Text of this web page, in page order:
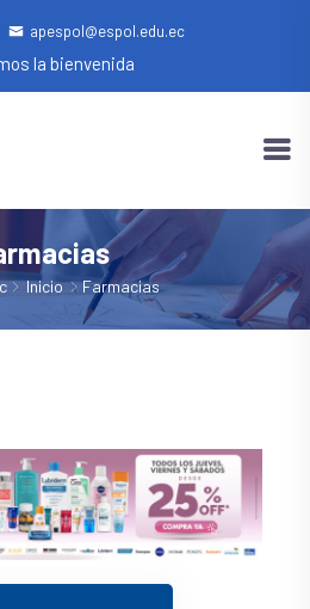
apespol@espol.edu.ec
la bienvenida
Inicio Farmacias